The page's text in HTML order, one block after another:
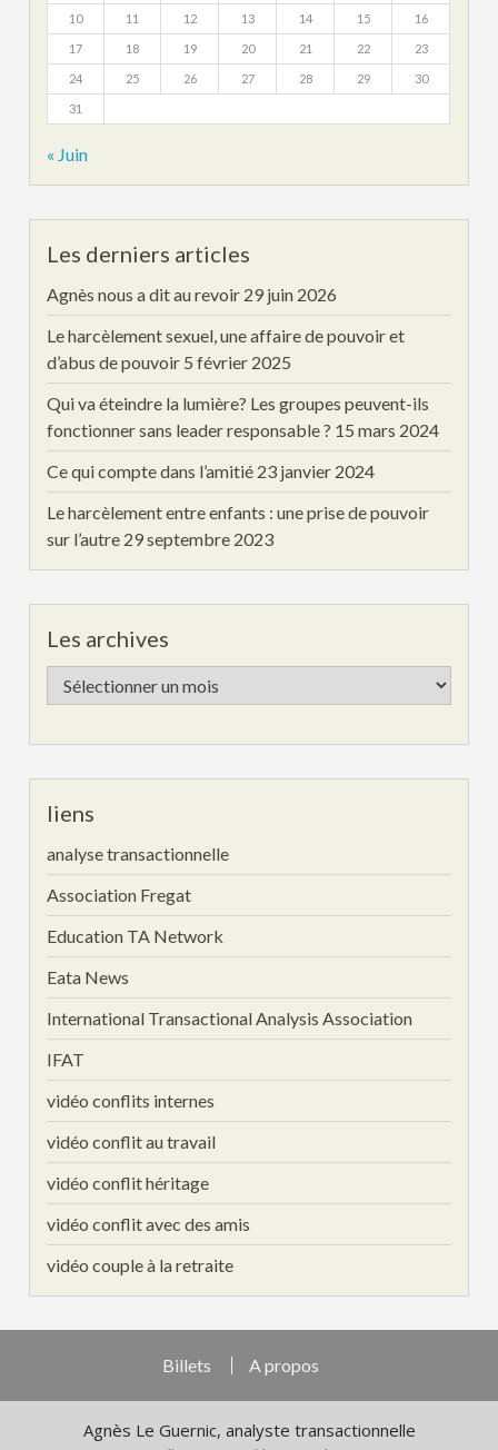
10 11 12 13 14 15 16
17 18 19 20 21 22 23
24 25 26 27 28 29 30
31
« Juin
Les derniers articles
Agnès nous a dit au revoir 29 juin 2026
Le harcèlement sexuel, une affaire de pouvoir et
d’abus de pouvoir 5 février 2025
Qui va éteindre la lumière? Les groupes peuvent-ils
fonctionner sans leader responsable ? 15 mars 2024
Ce qui compte dans l’amitié 23 janvier 2024
Le harcèlement entre enfants : une prise de pouvoir
sur l’autre 29 septembre 2023
Les archives
Les
archives
liens
analyse transactionnelle
Association Fregat
Education TA Network
Eata News
International Transactional Analysis Association
IFAT
vidéo conflits internes
vidéo conflit au travail
vidéo conflit héritage
vidéo conflit avec des amis
vidéo couple à la retraite
Billets A propos
Agnès Le Guernic, analyste transactionnelle